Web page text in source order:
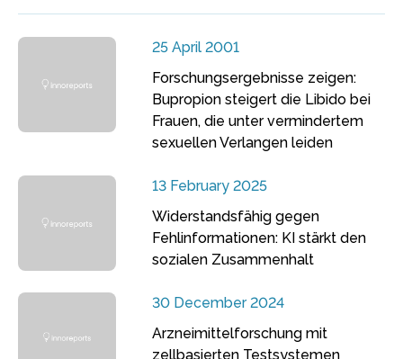
25 April 2001
Forschungsergebnisse zeigen:
Bupropion steigert die Libido bei
Frauen, die unter vermindertem
sexuellen Verlangen leiden
13 February 2025
Widerstandsfähig gegen
Fehlinformationen: KI stärkt den
sozialen Zusammenhalt
30 December 2024
Arzneimittelforschung mit
zellbasierten Testsystemen